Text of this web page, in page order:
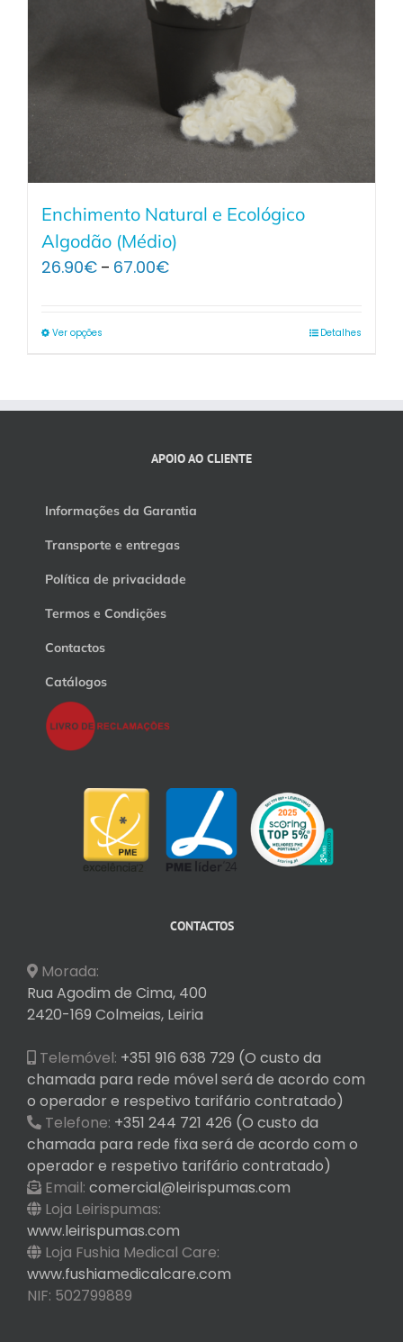
Enchimento Natural e Ecológico
Algodão (Médio)
26.90€ – 67.00€Price
Ver opções Detalhes
APOIO AO CLIENTE
Informações da Garantia
Transporte e entregas
Política de privacidade
Termos e Condições
Contactos
Catálogos
CONTACTOS
Morada:
Rua Agodim de Cima, 400
2420-169 Colmeias, Leiria
Telemóvel: +351 916 638 729 (O custo da
chamada para rede móvel será de acordo com
o operador e respetivo tarifário contratado)
Telefone: +351 244 721 426 (O custo da
chamada para rede fixa será de acordo com o
operador e respetivo tarifário contratado)
Email: comercial@leirispumas.com
Loja Leirispumas:
www.leirispumas.com
Loja Fushia Medical Care:
www.fushiamedicalcare.com
NIF: 502799889